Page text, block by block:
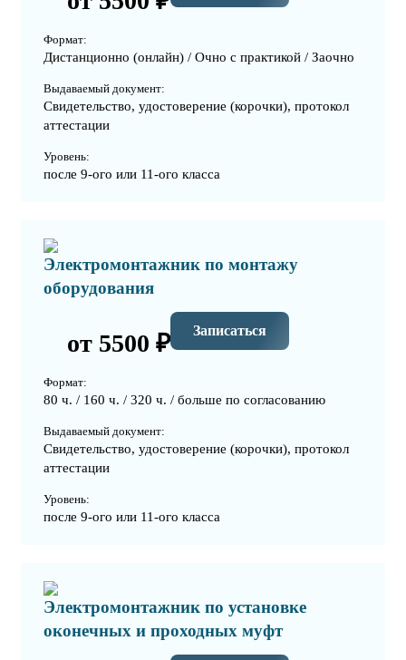
Формат:
Дистанционно (онлайн) / Очно с практикой / Заочно
Выдаваемый документ:
Свидетельство, удостоверение (корочки), протокол
аттестации
Уровень:
после 9-ого или 11-ого класса
Электромонтажник по монтажу
оборудования
от 5500 ₽ Записаться
Формат:
80 ч. / 160 ч. / 320 ч. / больше по согласованию
Выдаваемый документ:
Свидетельство, удостоверение (корочки), протокол
аттестации
Уровень:
после 9-ого или 11-ого класса
Электромонтажник по установке
оконечных и проходных муфт